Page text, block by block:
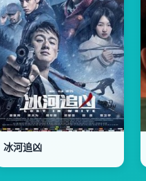
冰河追凶